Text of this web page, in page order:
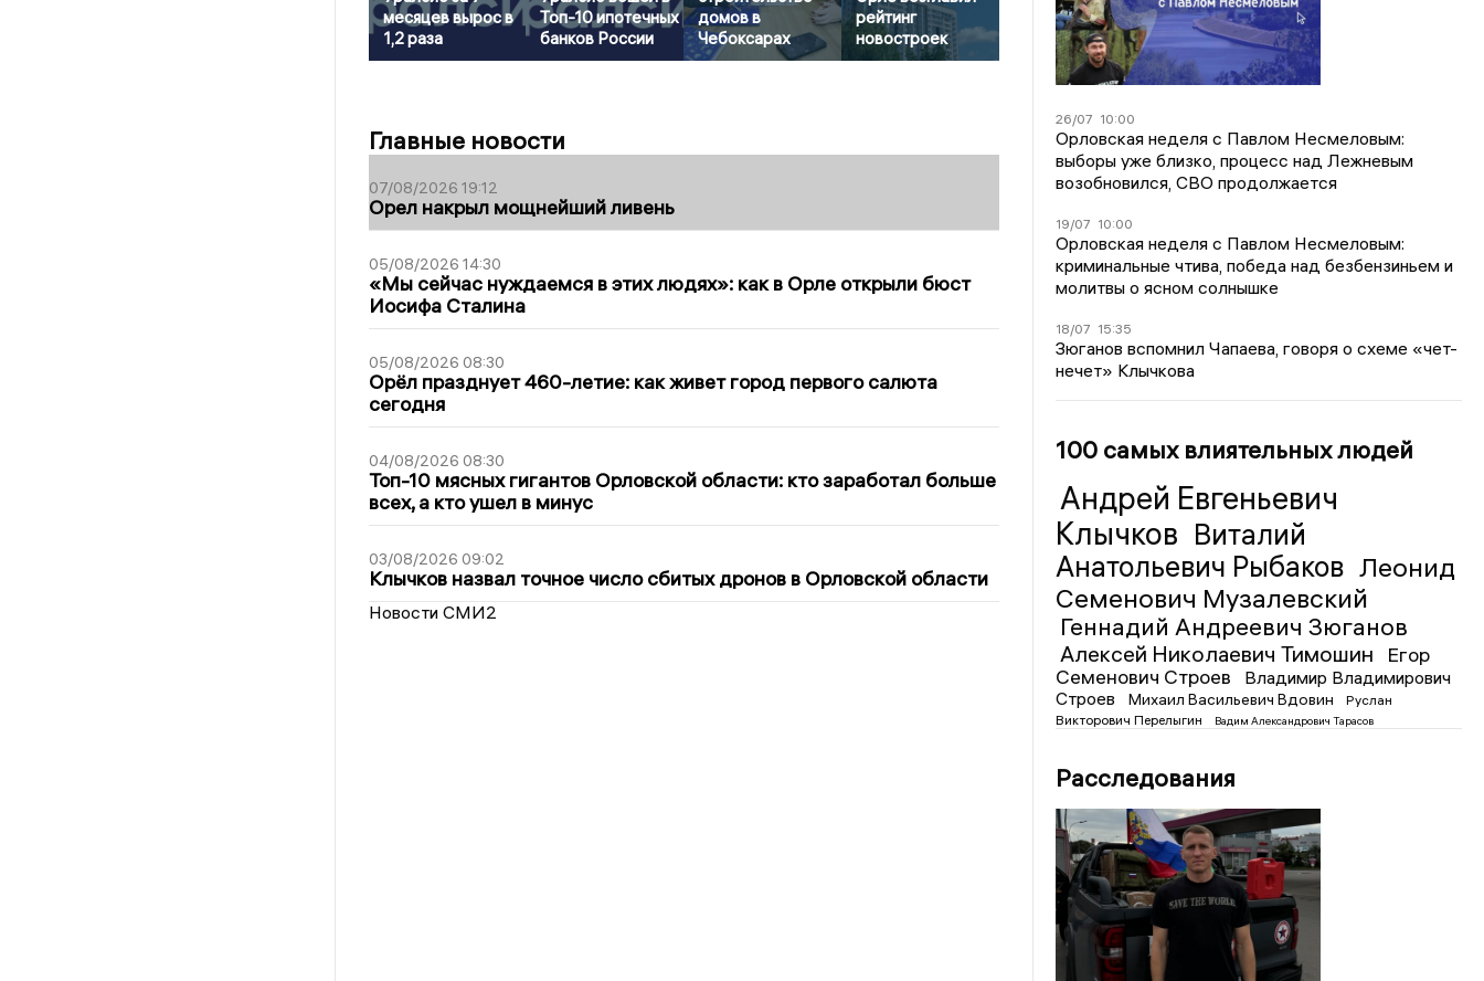
месяцев вырос в
1,2 раза
Топ-10 ипотечных
банков России
домов в
Чебоксарах
рейтинг
новостроек
Главные новости
07/08/2026 19:12
Орел накрыл мощнейший ливень
05/08/2026 14:30
«Мы сейчас нуждаемся в этих людях»: как в Орле открыли бюст
Иосифа Сталина
05/08/2026 08:30
Орёл празднует 460-летие: как живет город первого салюта
сегодня
04/08/2026 08:30
Топ-10 мясных гигантов Орловской области: кто заработал больше
всех, а кто ушел в минус
03/08/2026 09:02
Клычков назвал точное число сбитых дронов в Орловской области
Новости СМИ2
26/07 10:00
Орловская неделя с Павлом Несмеловым:
выборы уже близко, процесс над Лежневым
возобновился, СВО продолжается
19/07 10:00
Орловская неделя с Павлом Несмеловым:
криминальные чтива, победа над безбензиньем и
молитвы о ясном солнышке
18/07 15:35
Зюганов вспомнил Чапаева, говоря о схеме «чет-
нечет» Клычкова
100 самых влиятельных людей
Андрей Евгеньевич
Клычков Виталий
Анатольевич Рыбаков Леонид
Семенович Музалевский
Геннадий Андреевич Зюганов
Алексей Николаевич Тимошин
Егор
Семенович Строев
Владимир Владимирович
Строев
Михаил Васильевич Вдовин
Руслан
Викторович Перелыгин
Вадим Александрович Тарасов
Расследования